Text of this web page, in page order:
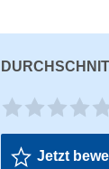
Jetzt